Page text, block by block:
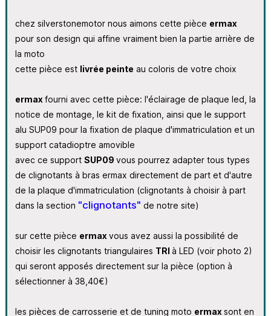
chez silverstonemotor nous aimons cette pièce ermax
pour son design qui affine vraiment bien la partie arrière de
la moto
cette pièce est livrée peinte au coloris de votre choix
ermax fourni avec cette pièce: l'éclairage de plaque led, la
notice de montage, le kit de fixation, ainsi que le support
alu SUP09 pour la fixation de plaque d'immatriculation et un
support catadioptre amovible
avec ce support SUP09 vous pourrez adapter tous types
de clignotants à bras ermax directement de part et d'autre
de la plaque d'immatriculation (clignotants à choisir à part
dans la section "clignotants" de notre site)
sur cette pièce ermax vous avez aussi la possibilité de
choisir les clignotants triangulaires TRI à LED (voir photo 2)
qui seront apposés directement sur la pièce (option à
sélectionner à 38,40€)
les pièces de carrosserie et de tuning moto ermax sont en